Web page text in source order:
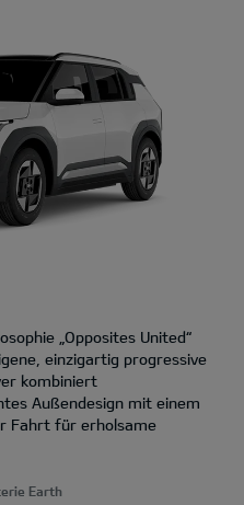
„Opposites United“
einzigartig progressive
kombiniert
Außendesign mit einem
Fahrt für erholsame
Earth